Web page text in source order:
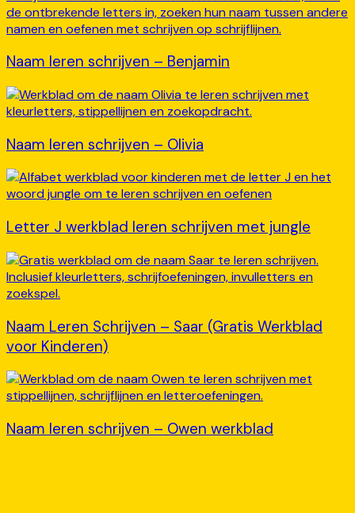
Naam leren schrijven – Benjamin
Naam leren schrijven – Olivia
Letter J werkblad leren schrijven met jungle
Naam Leren Schrijven – Saar (Gratis Werkblad
voor Kinderen)
Naam leren schrijven – Owen werkblad